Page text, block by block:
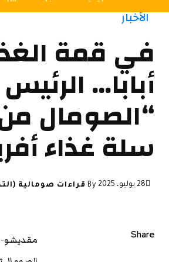
الأخبار
في قمة
أبابا…
“الصومال
سلة غذاء
28 يوليو، 2025 By قراءات صومالية
مقديشو-
Share